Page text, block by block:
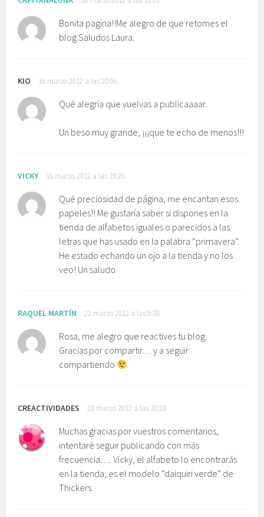
Bonita pagina!!Me alegro de que retomes el
blog.Saludos Laura.
KIO 16 marzo 2012 a las 20:06
Qué alegría que vuelvas a publicaaaar.
Un beso muy grande, ¡¡¡que te echo de menos!!!
VICKY 18 marzo 2012 a las 19:28
Qué preciosidad de página, me encantan esos
papeles!! Me gustaría saber si dispones en la
tienda de alfabetos iguales o parecidos a las
letras que has usado en la palabra “primavera”.
He estado echando un ojo a la tienda y no los
veo! Un saludo
RAQUEL MARTÍN 22 marzo 2012 a las 9:38
Rosa, me alegro que reactives tu blog.
Gracias por compartir… y a seguir
compartiendo
CREACTIVIDADES 22 marzo 2012 a las 18:23
Muchas gracias por vuestros comentarios,
intentaré seguir publicando con más
frecuencia…. Vicky, el alfabeto lo encontrarás
en la tienda, es el modelo “daiquiri verde” de
Thickers.